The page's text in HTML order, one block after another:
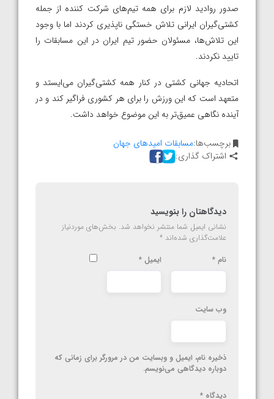
صدور روادید لازم برای همه تیم‌های شرکت کننده از جمله
کشتی‌گیران ایرانی تلاش خستگی ناپذیری کردند اما با وجود
این تلاش‌ها، مسئولان حضور تیم ایران در این مسابقات را
تایید نکردند.
اتحادیه جهانی کشتی در کنار همه کشتی‌گیران می‌ایستد و
متعهد است که این ورزش را برای هر کشوری فراگیر کند و در
آینده نگاهی عمیق‌تر به این موضوع خواهد داشت.
برچسب‌ها:مسابقات امیدهای جهان
اشتراک گذاری:
دیدگاهتان را بنویسید
نشانی ایمیل شما منتشر نخواهد شد. بخش‌های موردنیاز
علامت‌گذاری شده‌اند *
نام * ایمیل *
وب‌ سایت
ذخیره نام، ایمیل و وبسایت من در مرورگر برای زمانی که
دوباره دیدگاهی می‌نویسم.
دیدگاه *